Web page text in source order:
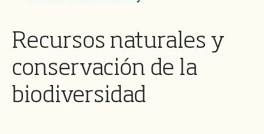
Recursos naturales y
conservación de la
biodiversidad